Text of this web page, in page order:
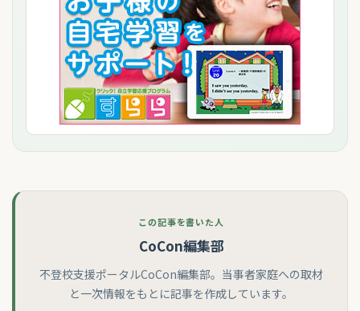
この記事を書いた人
CoCon編集部
不登校支援ポータルCoCon編集部。当事者家庭への取材
と一次情報をもとに記事を作成しています。